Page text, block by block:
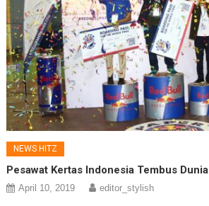
NEWS HITZ
Pesawat Kertas Indonesia Tembus Dunia
April 10, 2019 editor_stylish